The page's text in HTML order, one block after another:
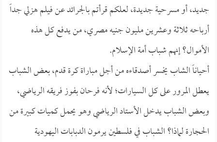
جديد، أو مسرحية جديدة، لعلكم قرأتم بالجرائد عن فيلم هزلي جداً
أرباحه ثلاثة وعشرين مليون جنيه مصري، من يدفع كل هذه
الأموال؟ إنهم شباب أمة الإسلام.
أحياناً الشاب يخسر أصدقاءه من أجل مباراة كرة قدم، بعض الشباب
يعطل المرور على كل السيارات؛ لأنه فرحان بفوز فريقه الرياضي،
وبعض الشباب يدخل الأستاد الرياضي وهو يحمل كميات كبيرة من
الحجارة لماذا؟ الشباب في فلسطين يرمون الدبابات اليهودية